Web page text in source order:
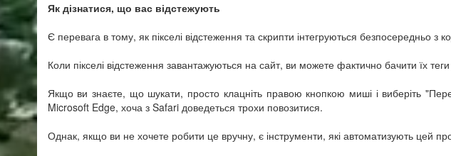
Як дізнатися, що вас відстежують
Є перевага в тому, як пікселі відстеження та скрипти інтегруються безпосередньо
Коли пікселі відстеження завантажуються на сайт, ви можете фактично бачити їх теги
Якщо ви знаєте, що шукати, просто клацніть правою кнопкою миші і виберіть
Microsoft Edge, хоча з Safari доведеться трохи повозитися.
Однак, якщо ви не хочете робити це вручну, є інструменти, які автоматизують цей